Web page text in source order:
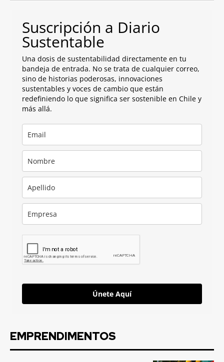
Suscripción a Diario
Sustentable
Una dosis de sustentabilidad directamente en tu
bandeja de entrada. No se trata de cualquier correo,
sino de historias poderosas, innovaciones
sustentables y voces de cambio que están
redefiniendo lo que significa ser sostenible en Chile y
más allá.
Únete Aquí
EMPRENDIMENTOS